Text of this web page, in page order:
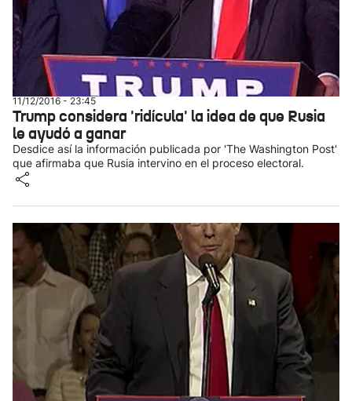
11/12/2016 - 23:45
Trump considera 'ridícula' la idea de que Rusia
le ayudó a ganar
Desdice así la información publicada por 'The Washington Post'
que afirmaba que Rusia intervino en el proceso electoral.